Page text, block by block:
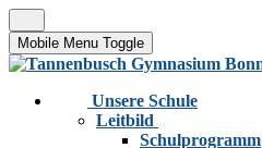
Mobile Menu Toggle
Unsere Schule
Leitbild
Schulprogramm